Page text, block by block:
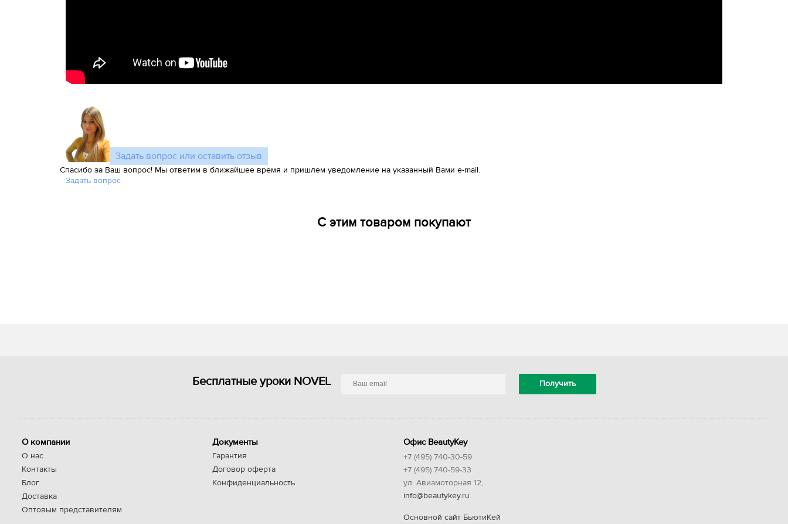
Задать вопрос или оставить отзыв
Спасибо за Ваш вопрос! Мы ответим в ближайшее время и пришлем уведомление на указанный Вами e-mail.
Задать вопрос
С этим товаром покупают
Бесплатные уроки NOVEL
О компании
О нас
Контакты
Блог
Доставка
Оптовым представителям
Документы
Гарантия
Договор оферта
Конфиденциальность
Офис BeautyKey
+7 (495) 740-30-59
+7 (495) 740-59-33
ул. Авиамоторная 12,
info@beautykey.ru
Основной сайт БьютиКей